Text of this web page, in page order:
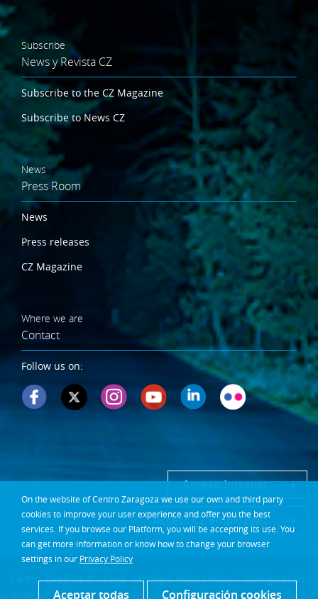
On the website of Centro Zaragoza we use our own and third party
cookies to improve your user experience and offer you the best
services. If you browse our Platform, you will be accepting its use. You
can get more information or know how to change your browser
settings in our Privacy Policy
Aceptar todas Configuración cookies
Subscribe
News y Revista CZ
Subscribe to the CZ Magazine
Subscribe to News CZ
News
Press Room
News
Press releases
CZ Magazine
Where we are
Contact
Follow us on:
Acceso Intranet
Access CZ employees
Centro Zaragoza ©
Legal warning|Privacy Policy|Configuración